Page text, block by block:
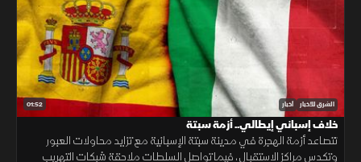
01:52 الشرق للأخبار أخبار
خلاف إسباني إيطالي.. أزمة سبتة
تتصاعد أزمة الهجرة في مدينة سبتة الإسبانية مع تزايد محاولات العبور
وتكدس مراكز الاستقبال، فيما تواصل السلطات ملاحقة شبكات التهريب